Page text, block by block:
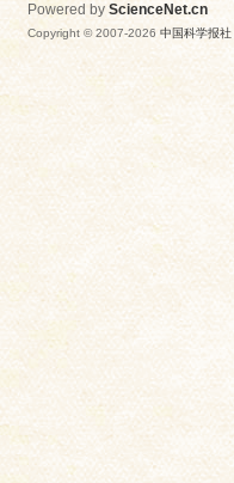
Powered by ScienceNet.cn
Copyright © 2007-2026 中国科学报社